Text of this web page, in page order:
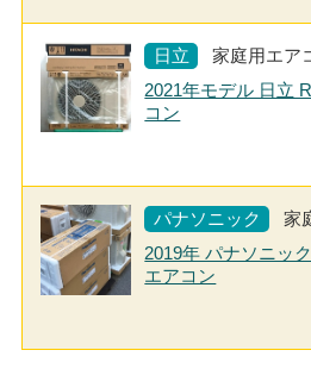
日立
家庭用エア
2021年モデル 日立
コン
パナソニック
家
2019年 パナソニッ
エアコン